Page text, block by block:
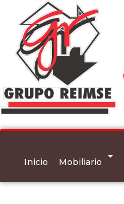
Inicio Mobiliario